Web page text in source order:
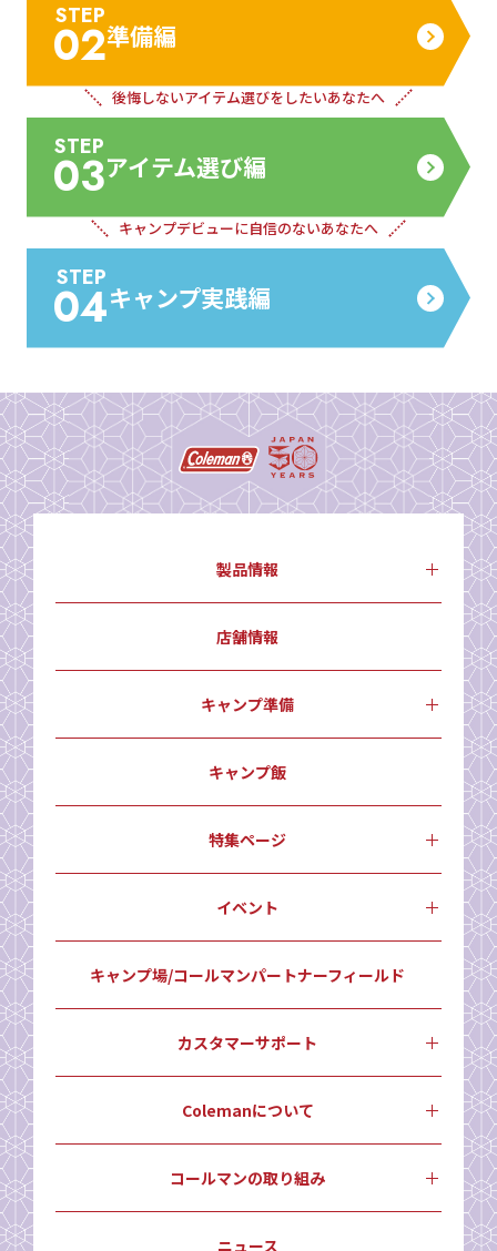
STEP
02準備編
後悔しないアイテム選びをしたいあなたへ
STEP
03アイテム選び編
キャンプデビューに自信のないあなたへ
STEP
04キャンプ実践編
製品情報
店舗情報
キャンプ準備
キャンプ飯
特集ページ
イベント
キャンプ場/コールマンパートナーフィールド
カスタマーサポート
Colemanについて
コールマンの取り組み
ニュース